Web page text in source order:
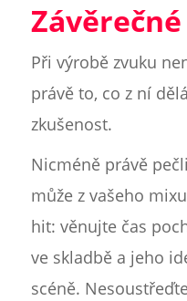
Při výrobě zvuku
právě to, co z ní
zkušenost.
Nicméně právě
může z vašeho
hit: věnujte čas
ve skladbě a jeho
scéně.